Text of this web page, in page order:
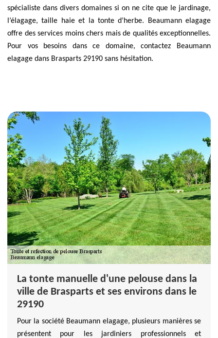
spécialiste dans divers domaines si on ne cite que le jardinage,
l’élagage, taille haie et la tonte d’herbe. Beaumann elagage
offre des services moins chers mais de qualités exceptionnelles.
Pour vos besoins dans ce domaine, contactez Beaumann
elagage dans Brasparts 29190 sans hésitation.
La tonte manuelle d'une pelouse dans la
ville de Brasparts et ses environs dans le
29190
Pour la société Beaumann elagage, plusieurs manières se
présentent pour les jardiniers professionnels et